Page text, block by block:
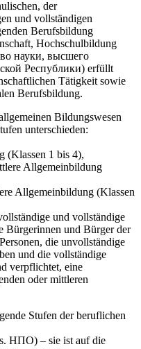
der
und vollständigen
Berufsbildung
Hochschulbildung
науки, высшего
Республики) erfüllt
Tätigkeit sowie
Berufsbildung.
Bildungswesen
unterschieden:
1 bis 4),
Allgemeinbildung
Allgemeinbildung (Klassen
und vollständige
Bürgerinnen und Bürger der
die unvollständige
und die vollständige
verpflichtet, eine
oder mittleren
Stufen der beruflichen
НПО) – sie ist auf die